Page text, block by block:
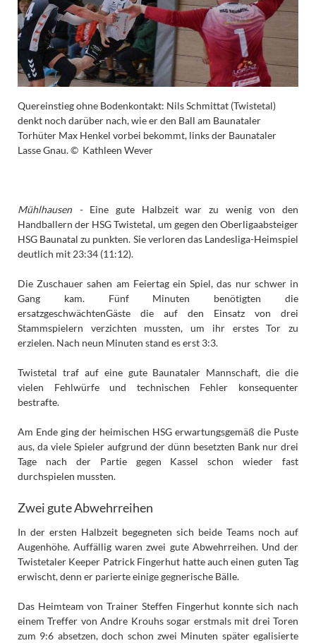
Quereinstieg ohne Bodenkontakt: Nils Schmittat (Twistetal)
denkt noch darüber nach, wie er den Ball am Baunataler
Torhüter Max Henkel vorbei bekommt, links der Baunataler
Lasse Gnau. © Kathleen Wever
Mühlhausen -Eine gute Halbzeit war zu wenig von den
Handballern der HSG Twistetal, um gegen den Oberligaabsteiger
HSG Baunatal zu punkten. Sie verloren das Landesliga-Heimspiel
deutlich mit 23:34 (11:12).
Die Zuschauer sahen am Feiertag ein Spiel, das nur schwer in
Gang kam. Fünf Minuten benötigten die
ersatzgeschwächtenGäste die auf den Einsatz von drei
Stammspielern verzichten mussten, um ihr erstes Tor zu
erzielen. Nach neun Minuten stand es erst 3:3.
Twistetal traf auf eine gute Baunataler Mannschaft, die die
vielen Fehlwürfe und technischen Fehler konsequenter
bestrafte.
Am Ende ging der heimischen HSG erwartungsgemäß die Puste
aus, da viele Spieler aufgrund der dünn besetzten Bank nur drei
Tage nach der Partie gegen Kassel schon wieder fast
durchspielen mussten.
Zwei gute Abwehrreihen
In der ersten Halbzeit begegneten sich beide Teams noch auf
Augenhöhe. Auffällig waren zwei gute Abwehrreihen. Und der
Twistetaler Keeper Patrick Fingerhut hatte auch einen guten Tag
erwischt, denn er parierte einige gegnerische Bälle.
Das Heimteam von Trainer Steffen Fingerhut konnte sich nach
einem Treffer von Andre Krouhs sogar erstmals mit drei Toren
zum 9:6 absetzen, doch schon zwei Minuten später egalisierte